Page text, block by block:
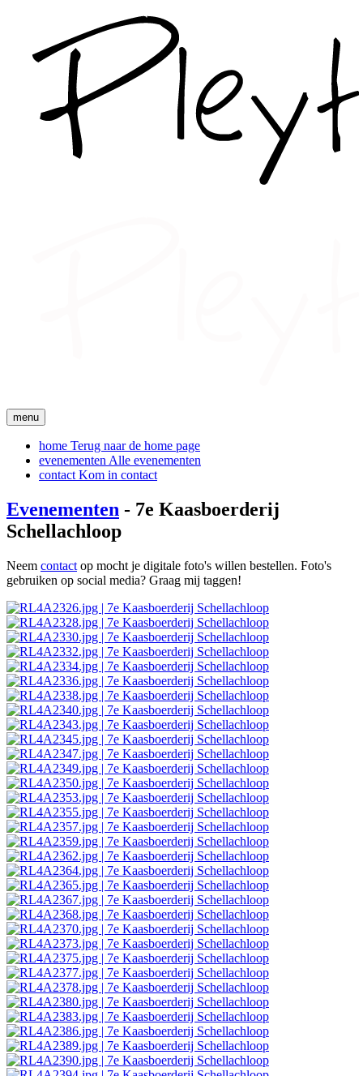
menu
home Terug naar de home page
evenementen Alle evenementen
contact Kom in contact
Evenementen - 7e Kaasboerderij
Schellachloop
Neem contact op mocht je digitale foto's willen bestellen. Foto's
gebruiken op social media? Graag mij taggen!